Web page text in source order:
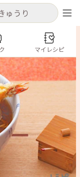
キャンセル
ます
規登録
キャンセル
コンテンツ
もろこし
マイレシピ